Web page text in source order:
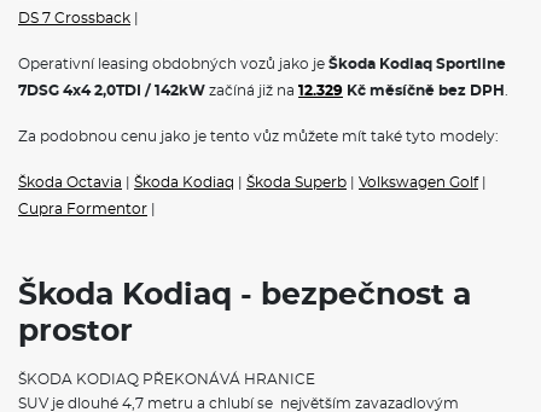
DS 7 Crossback
Operativní leasing obdobných vozů jako je Škoda Kodiaq Sportline
7DSG 4x4 2,0TDI / 142kW začíná již na 12.329 Kč měsíčně bez DPH
Za podobnou cenu jako je tento vůz můžete mít také tyto modely:
Škoda Octavia Škoda Kodiaq Škoda Superb Volkswagen Golf|
Cupra Formentor
Škoda Kodiaq - bezpečnost a
prostor
ŠKODA KODIAQ PŘEKONÁVÁ HRANICE
SUV je dlouhé 4,7 metru a chlubí se největším zavazadlovým